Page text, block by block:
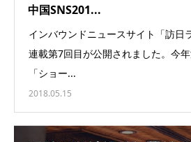
中国SNS201...
インバウンドニュースサイト「訪日
連載第7回目が公開されました。今
「ショー...
2018.05.15